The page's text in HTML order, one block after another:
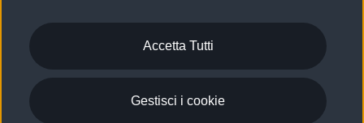
garanzia fino a 4 anni per una maggiore tutela del tuo
acquisto.
Accetta Tutti
Gestisci i cookie